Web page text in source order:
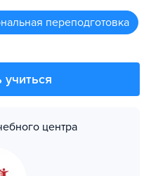
переподготовка
учиться
центра